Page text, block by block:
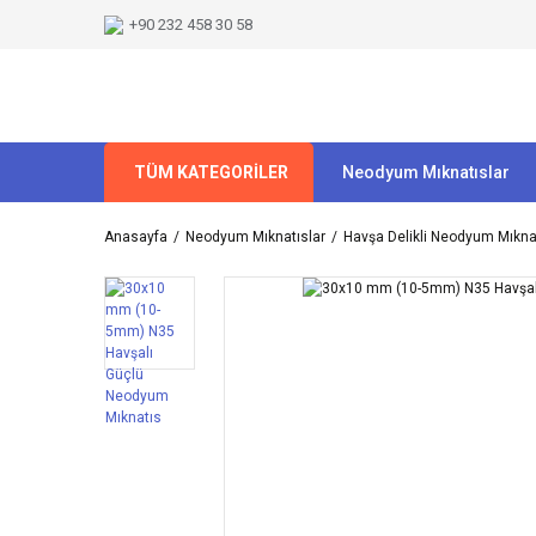
+90 232 458 30 58
TÜM KATEGORİLER Neodyum Mıknatıslar
Anasayfa Neodyum Mıknatıslar Havşa Delikli Neodyum